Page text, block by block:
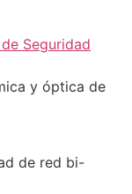
y óptica de
de red bi-